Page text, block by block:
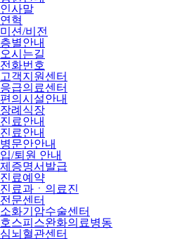
인사말
연혁
미션/비전
층별안내
오시는길
전화번호
고객지원센터
응급의료센터
편의시설안내
장례식장
진료안내
진료안내
병문안안내
입/퇴원 안내
제증명서발급
진료예약
진료과ㆍ의료진
전문센터
소화기암수술센터
호스피스완화의료병동
심뇌혈관센터